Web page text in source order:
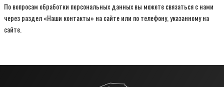
По вопросам обработки персональных данных вы можете связаться с нами
через раздел «Наши контакты» на сайте или по телефону, указанному на
сайте.